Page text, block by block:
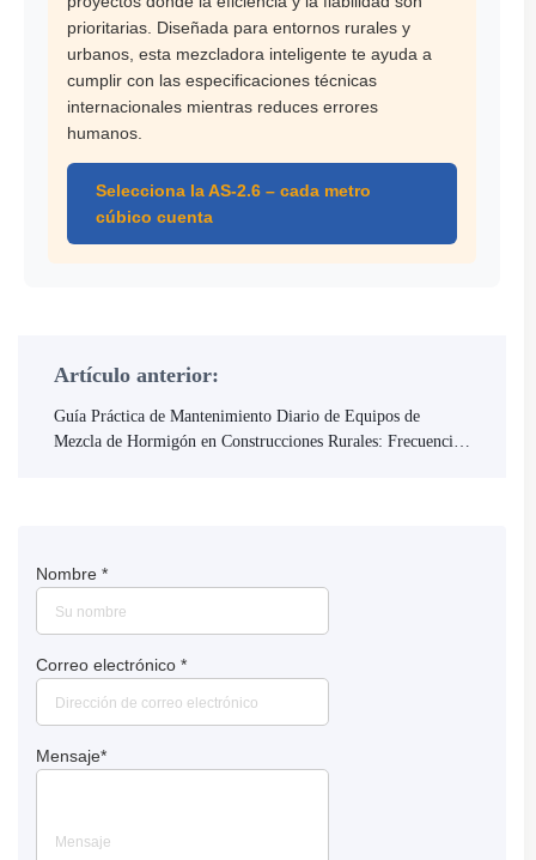
prioritarias. Diseñada para entornos rurales y
urbanos, esta mezcladora inteligente te ayuda a
cumplir con las especificaciones técnicas
internacionales mientras reduces errores
humanos.
Selecciona la AS-2.6 – cada metro
cúbico cuenta
Artículo anterior:
Guía Práctica de Mantenimiento Diario de Equipos de
Mezcla de Hormigón en Construcciones Rurales: Frecuencia
Nombre *
Correo electrónico *
Mensaje*